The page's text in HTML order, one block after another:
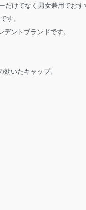
だけでなく男女兼用でおす
す。
ントブランドです。
いたキャップ。